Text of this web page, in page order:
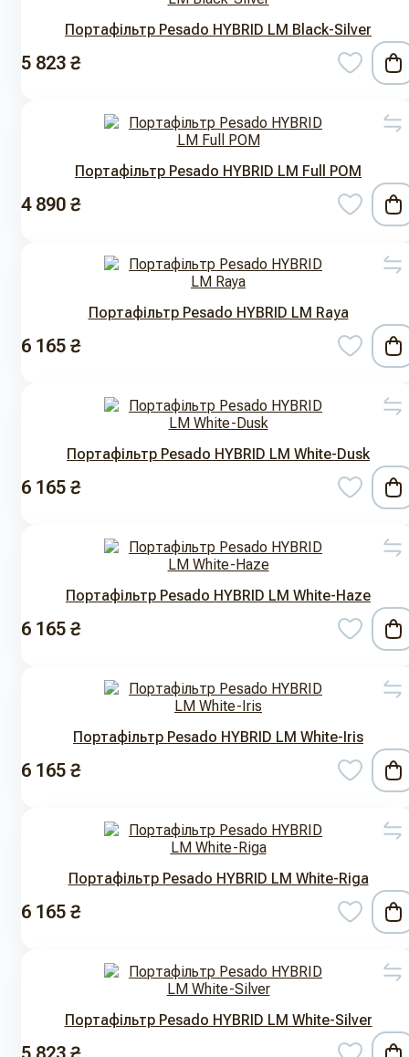
Портафільтр Pesado HYBRID LM Black-Silver
5 823 ₴
Портафільтр Pesado HYBRID LM Full POM
4 890 ₴
Портафільтр Pesado HYBRID LM Raya
6 165 ₴
Портафільтр Pesado HYBRID LM White-Dusk
6 165 ₴
Портафільтр Pesado HYBRID LM White-Haze
6 165 ₴
Портафільтр Pesado HYBRID LM White-Iris
6 165 ₴
Портафільтр Pesado HYBRID LM White-Riga
6 165 ₴
Портафільтр Pesado HYBRID LM White-Silver